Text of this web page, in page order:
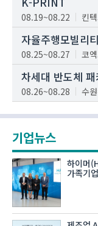
08.19~08.22 킨
자율주행모빌리
08.25~08.27 코
차세대 반도체
08.26~08.28 수
기업뉴스
하이머
가족기